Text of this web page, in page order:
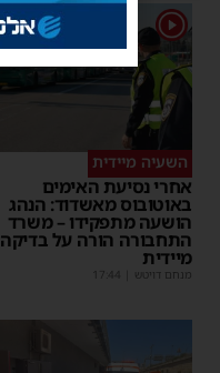
1
השעיה מיידית
אחרי נסיעת האימים
באוטובוס מאשדוד: הנהג
הושעה מתפקידו – משרד
התחבורה הורה על בדיקה
מיידית
מנחם דויטש 17:44